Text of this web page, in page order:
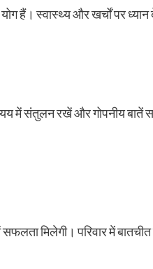
हैं। स्वास्थ्य और खर्चों पर ध्यान
में संतुलन रखें और गोपनीय बातें
मिलेगी। परिवार में